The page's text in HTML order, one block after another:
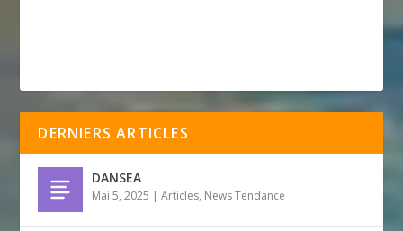
DERNIERS ARTICLES
DANSEA
Mai 5, 2025 |Articles, News Tendance